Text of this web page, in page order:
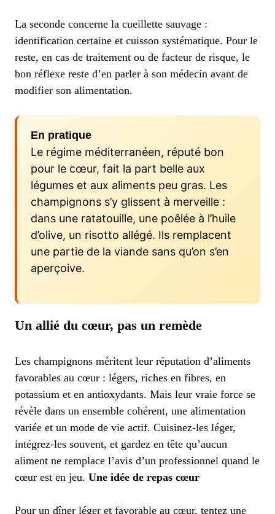
La seconde concerne la cueillette sauvage :
identification certaine et cuisson systématique. Pour le
reste, en cas de traitement ou de facteur de risque, le
bon réflexe reste d’en parler à son médecin avant de
modifier son alimentation.
En pratique
Le régime méditerranéen, réputé bon
pour le cœur, fait la part belle aux
légumes et aux aliments peu gras. Les
champignons s’y glissent à merveille :
dans une ratatouille, une poêlée à l’huile
d’olive, un risotto allégé. Ils remplacent
une partie de la viande sans qu’on s’en
aperçoive.
Un allié du cœur, pas un remède
Les champignons méritent leur réputation d’aliments
favorables au cœur : légers, riches en fibres, en
potassium et en antioxydants. Mais leur vraie force se
révèle dans un ensemble cohérent, une alimentation
variée et un mode de vie actif. Cuisinez-les léger,
intégrez-les souvent, et gardez en tête qu’aucun
aliment ne remplace l’avis d’un professionnel quand le
cœur est en jeu. Une idée de repas cœur
Pour un dîner léger et favorable au cœur, tentez une